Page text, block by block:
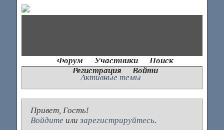
Форум Участники
Поиск
Регистрация
Войти
Активные темы
Привет, Гость!
Войдите или зарегистрируйтесь.